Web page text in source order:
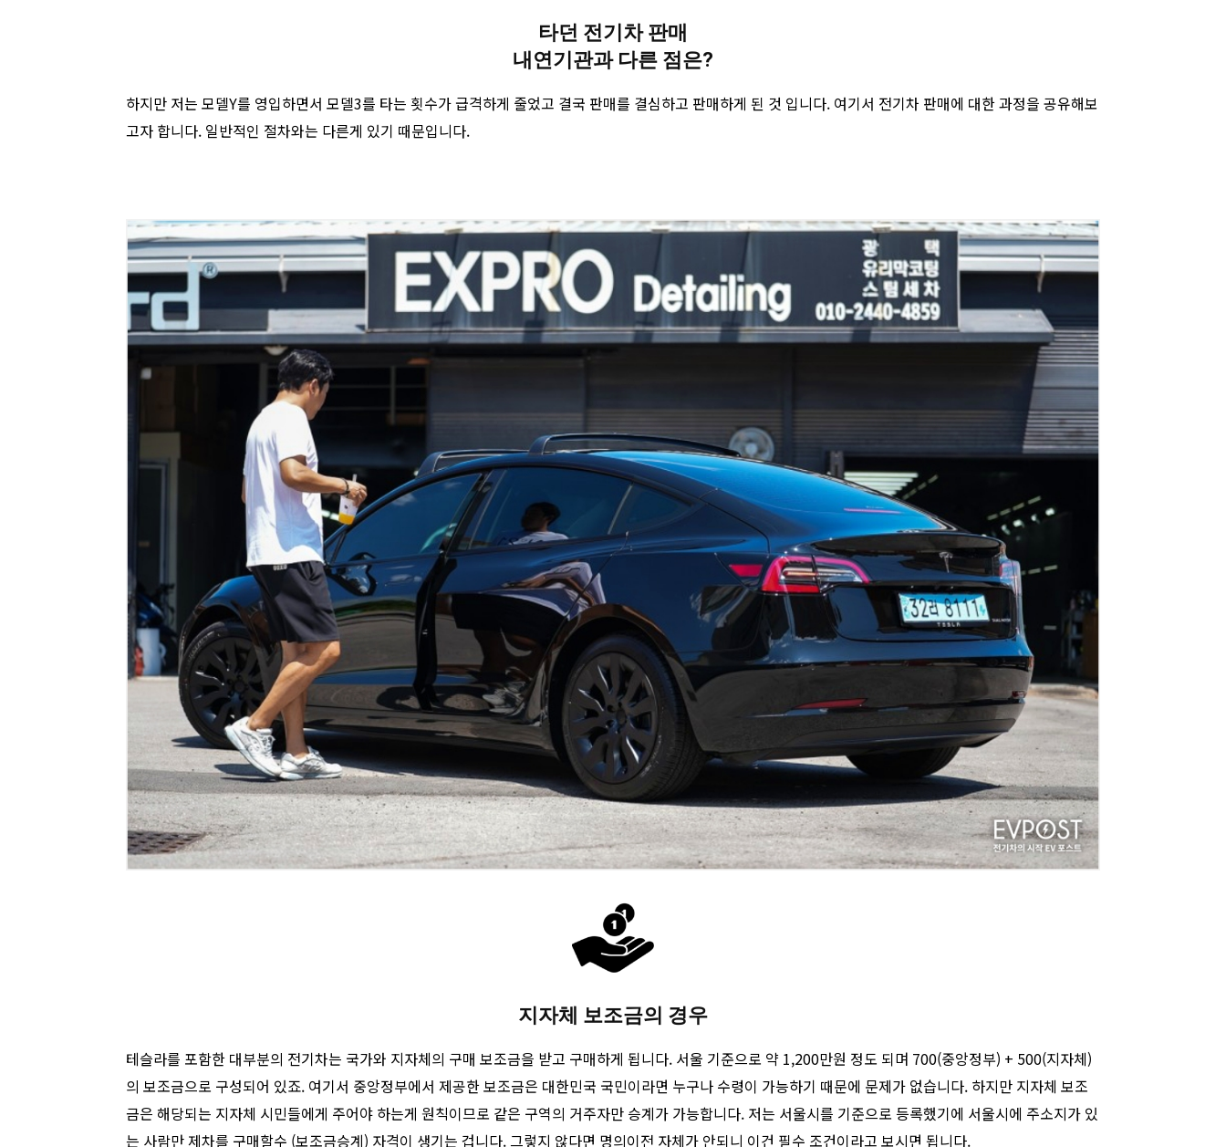
타던 전기차 판매
내연기관과 다른 점은?
하지만 저는 모델Y를 영입하면서 모델3를 타는 횟수가 급격하게 줄었고 결국 판매를 결심하고 판매하게 된 것 입니다. 여기서 전기차 판매에 대한 과정을 공유해보
고자 합니다. 일반적인 절차와는 다른게 있기 때문입니다.
지자체 보조금의 경우
테슬라를 포함한 대부분의 전기차는 국가와 지자체의 구매 보조금을 받고 구매하게 됩니다. 서울 기준으로 약 1,200만원 정도 되며 700(중앙정부) + 500(지자체)
의 보조금으로 구성되어 있죠. 여기서 중앙정부에서 제공한 보조금은 대한민국 국민이라면 누구나 수령이 가능하기 때문에 문제가 없습니다. 하지만 지자체 보조
금은 해당되는 지자체 시민들에게 주어야 하는게 원칙이므로 같은 구역의 거주자만 승계가 가능합니다. 저는 서울시를 기준으로 등록했기에 서울시에 주소지가 있
는 사람만 제차를 구매할수 (보조금승계) 자격이 생기는 겁니다. 그렇지 않다면 명의이전 자체가 안되니 이건 필수 조건이라고 보시면 됩니다.